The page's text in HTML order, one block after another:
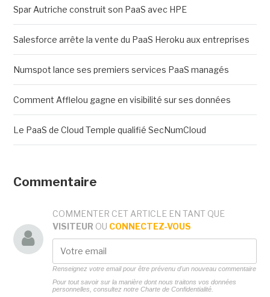
Spar Autriche construit son PaaS avec HPE
Salesforce arrête la vente du PaaS Heroku aux entreprises
Numspot lance ses premiers services PaaS managés
Comment Afflelou gagne en visibilité sur ses données
Le PaaS de Cloud Temple qualifié SecNumCloud
Commentaire
COMMENTER CET ARTICLE EN TANT QUE
VISITEUR OU CONNECTEZ-VOUS
Renseignez votre email pour être prévenu d'un nouveau commentaire
Pour tout savoir sur la manière dont nous traitons vos données
personnelles, consultez notre Charte de Confidentialité.